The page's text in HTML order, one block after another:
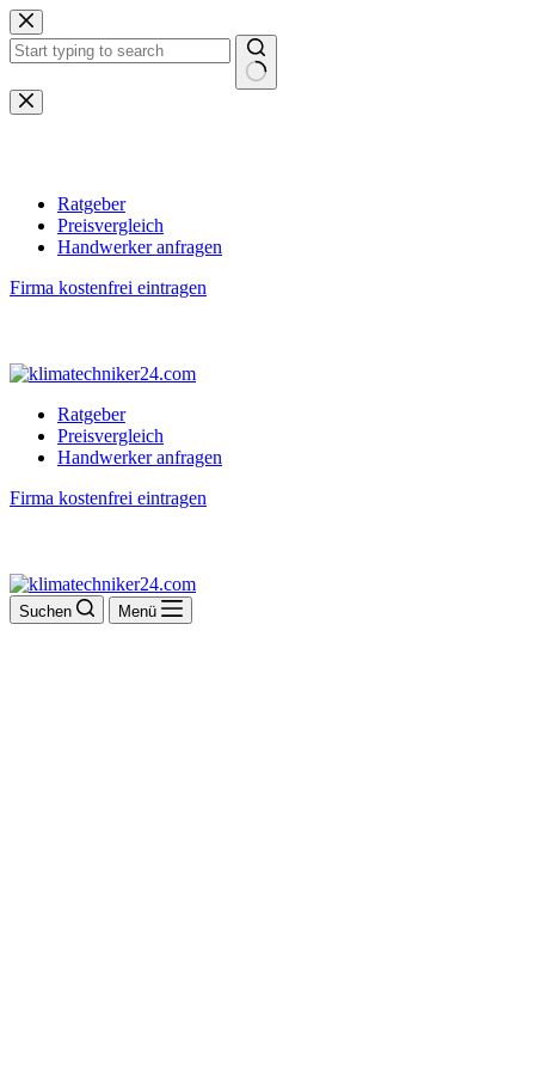
Zum
Inhalt
springen
Keine
Ergebnisse
Ratgeber
Preisvergleich
Handwerker anfragen
Firma kostenfrei eintragen
Ratgeber
Preisvergleich
Handwerker anfragen
Firma kostenfrei eintragen
Suchen Menü